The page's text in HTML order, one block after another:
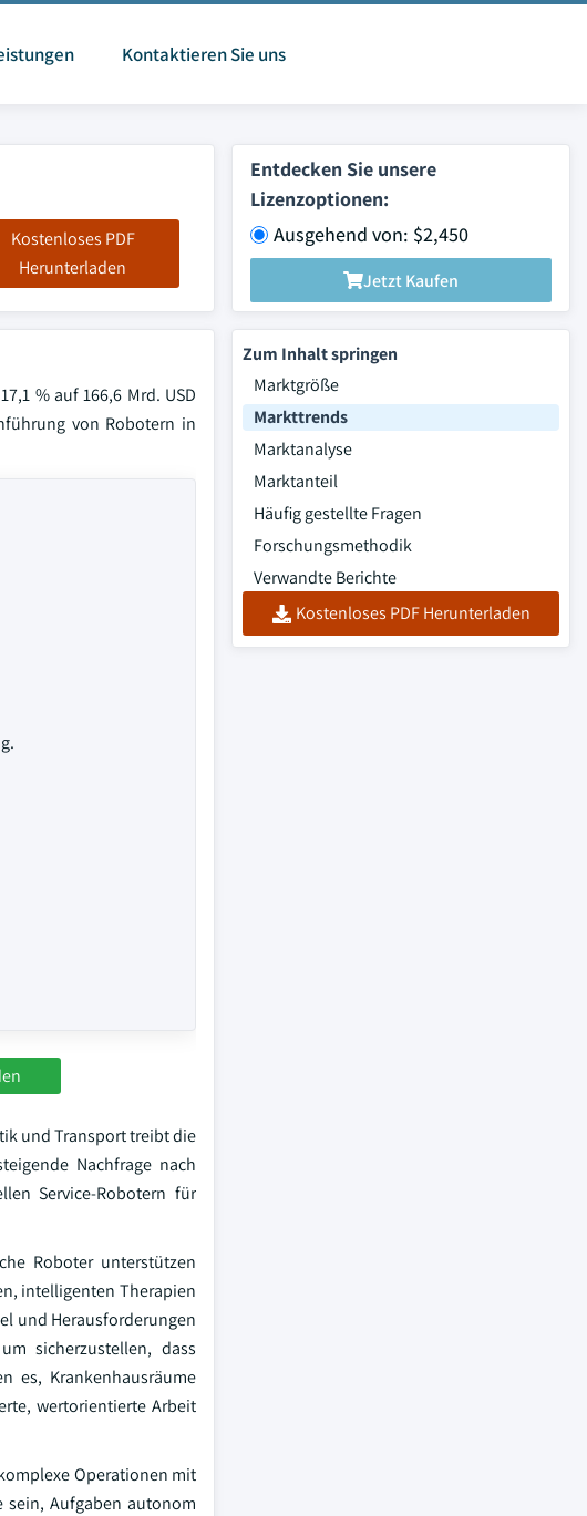
Kontaktieren Sie uns
Kostenloses PDF
Herunterladen
Entdecken Sie unsere
Lizenzoptionen:
Ausgehend von: $2,450
Jetzt Kaufen
% auf 166,6 Mrd. USD
von Robotern in
und Transport treibt die
Nachfrage nach
Service-Robotern für
Roboter unterstützen
intelligenten Therapien
und Herausforderungen
sicherzustellen, dass
es, Krankenhausräume
wertorientierte Arbeit
Operationen mit
sein, Aufgaben autonom
Zum Inhalt springen
Marktgröße
Markttrends
Marktanalyse
Marktanteil
Häufig gestellte Fragen
Forschungsmethodik
Verwandte Berichte
Kostenloses PDF Herunterladen